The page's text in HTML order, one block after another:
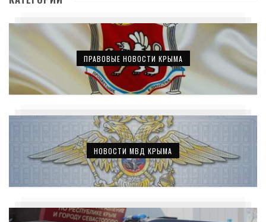
ПРАВОВЫЕ НОВОСТИ КРЫМА
НОВОСТИ МВД КРЫМА